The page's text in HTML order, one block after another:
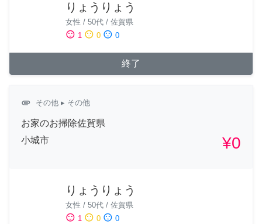
りょうりょう
女性 / 50代 / 佐賀県
sentiment_satisfied 1 sentiment_neutral 0 sentiment_dissatisfied 0
終了
attachment その他 ▸ その他
お家のお掃除佐賀県
小城市
¥0
りょうりょう
女性 / 50代 / 佐賀県
sentiment_satisfied 1 sentiment_neutral 0 sentiment_dissatisfied 0